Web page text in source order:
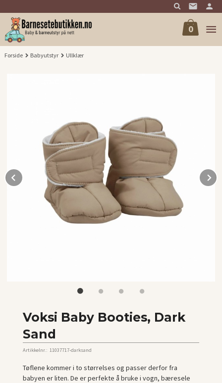
til
innholdet
0
Forside Babyutstyr Ullklær
Voksi Baby Booties, Dark
Sand
Artikkelnr.: 11037717-darksand
Tøflene kommer i to størrelses og passer derfor fra
babyen er liten. De er perfekte å bruke i vogn, bæresele